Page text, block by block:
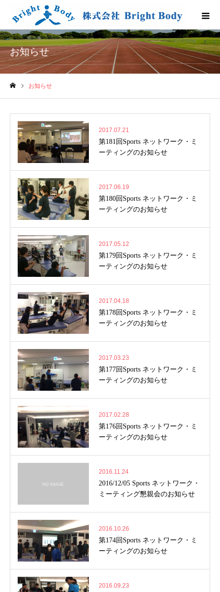
お知らせ
お知らせ
2017.07.21
第181回Sports ネットワーク・ミ
ーティングのお知らせ
2017.06.19
第180回Sports ネットワーク・ミ
ーティングのお知らせ
2017.05.12
第179回Sports ネットワーク・ミ
ーティングのお知らせ
2017.04.18
第178回Sports ネットワーク・ミ
ーティングのお知らせ
2017.03.23
第177回Sports ネットワーク・ミ
ーティングのお知らせ
2017.02.28
第176回Sports ネットワーク・ミ
ーティングのお知らせ
2016.11.24
2016/12/05 Sports ネットワーク・
ミーティング懇親会のお知らせ
2016.10.26
第174回Sports ネットワーク・ミ
ーティングのお知らせ
2016.09.23